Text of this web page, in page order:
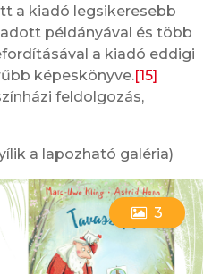
a kiadó legsikeresebb
példányával és több
a kiadó eddigi
képeskönyve.[15]
feldolgozás,
a lapozható galéria)
3